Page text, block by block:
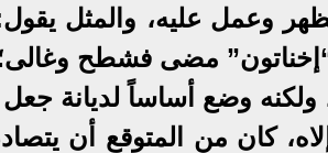
وعمل عليه، والمثل
مضى فشطح
وضع أساساً لديانة جعل
كان من المتوقع أن